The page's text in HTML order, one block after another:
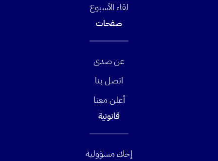
لقاء الأسبوع
صفحات
عن صدى
اتصل بنا
أعلن معنا
قانونية
إخلاء مسؤولية